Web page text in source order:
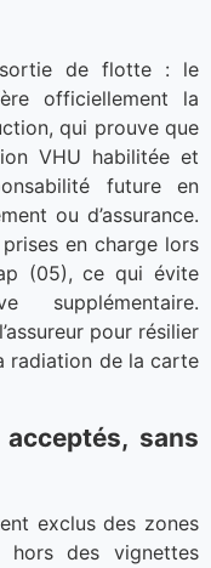
sortie de flotte : le
officiellement la
qui prouve que
VHU habilitée et
future en
ou d’assurance.
en charge lors
(05), ce qui évite
supplémentaire.
pour résilier
radiation de la carte
sans
exclus des zones
hors des vignettes